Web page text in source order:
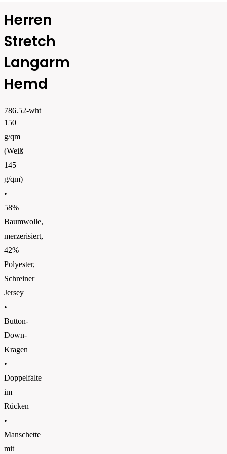
Herren
Stretch
Langarm
Hemd
786.52-wht
150
g/qm
(Weiß
145
g/qm)
•
58%
Baumwolle,
merzerisiert,
42%
Polyester,
Schreiner
Jersey
•
Button-
Down-
Kragen
•
Doppelfalte
im
Rücken
•
Manschette
mit